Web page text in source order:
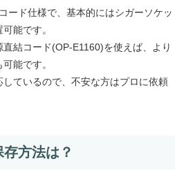
ード仕様で、基本的にはシガーソケッ
能です。
結コード(OP-E1160)を使えば、より
能です。
ているので、不安な方はプロに依頼
方法は？